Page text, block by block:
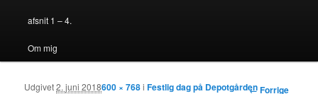
afsnit 1 – 4.
Om mig
Billednavigation
← Forrige
Udgivet2. juni 2018600 × 768iFestlig dag på Depotgården